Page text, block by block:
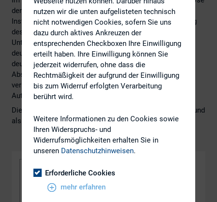
der unterschiedlichen Interessen der beteiligten
Institutionen, zum anderen eine empirische Untersuchung
des Abstimmungsverhaltens bei DAX- und MDAX-
Unternehmen in den vergangenen Jahren. Dabei wird
deutlich, dass die öffentliche Diskussion in den Medien
deutlich kontroverser geführt wird als die tatsächlichen
Abstimmungsergebnisse auf den Hauptversammlungen
vermuten lassen.
Autor: Prof. Dr. Dirk Schiereck
Die Forschungsreihe Band 33 finden Sie hier als E-Paper und
als PDF zum Download.
nutzen wir die unten aufgelisteten technisch
nicht notwendigen Cookies, sofern Sie uns
dazu durch aktives Ankreuzen der
entsprechenden Checkboxen Ihre Einwilligung
erteilt haben. Ihre Einwilligung können Sie
jederzeit widerrufen, ohne dass die
Rechtmäßigkeit der aufgrund der Einwilligung
bis zum Widerruf erfolgten Verarbeitung
berührt wird.
Weitere Informationen zu den Cookies sowie
Ihren Widerspruchs- und
Widerrufsmöglichkeiten erhalten Sie in
unseren Datenschutzhinweisen.
Erforderliche Cookies
mehr erfahren